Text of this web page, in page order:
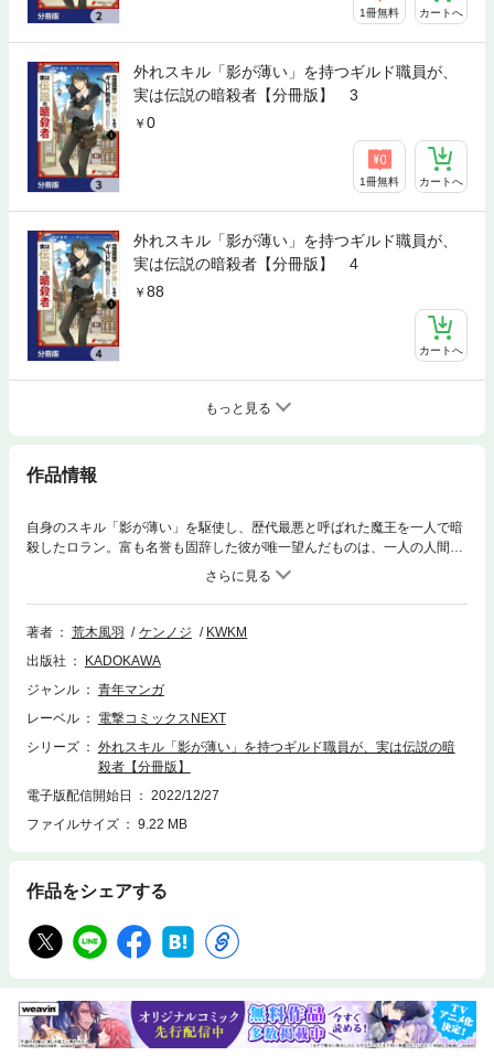
1冊無料 カートへ
外れスキル「影が薄い」を持つギルド職員が、
実は伝説の暗殺者【分冊版】 3
0
1冊無料 カートへ
外れスキル「影が薄い」を持つギルド職員が、
実は伝説の暗殺者【分冊版】 4
88
カートへ
もっと見る
作品情報
自身のスキル「影が薄い」を駆使し、歴代最悪と呼ばれた魔王を一人で暗
殺したロラン。富も名誉も固辞した彼が唯一望んだものは、一人の人間と
しての普通の生活だった。普通に生きるために冒険者ギルドに就職したロ
ランだったが、暗殺者の常識＝世間の非常識ということになかなか慣れ
ず、何かとお騒がせしてしまう。しかし一生懸命に働く彼のもとには、い
つしか人が集まっていき――。人知れず世界を救った風変わりな“評判の職
弾。※本作品は単行本を分割したもので、本編内容は同一のものとなりま
す。重複購入にご注意ください。
著者 荒木風羽 ケンノジ
KWKM
出版社
KADOKAWA
ジャンル
青年マンガ
レーベル
電撃コミックスNEXT
シリーズ
外れスキル「影が薄い」を持つギルド職員が、実は伝説の暗
殺者【分冊版】
電子版配信開始日
2022/12/27
ファイルサイズ
9.22 MB
作品をシェアする